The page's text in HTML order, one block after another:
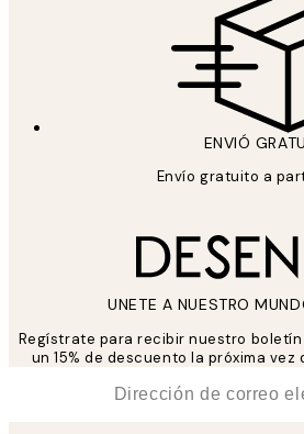
ENVIÓ
Envío gratuito a
UNETE A NUESTRO
Regístrate para recibir nuestro
un 15% de descuento la próxima